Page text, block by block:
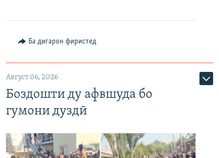
Ба дигарон фиристед
Август 06, 2026
Боздошти ду афвшуда бо
гумони дуздӣ